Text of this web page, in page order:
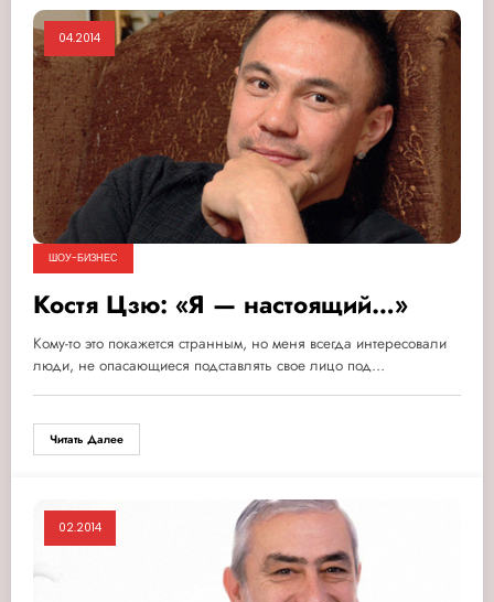
04.2014
ШОУ-БИЗНЕС
Костя Цзю: «Я — настоящий…»
Кому-то это покажется странным, но меня всегда интересовали
люди, не опасающиеся подставлять свое лицо под…
Читать Далее
02.2014